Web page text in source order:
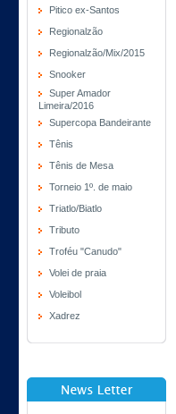
Pitico ex-Santos
Regionalzão
Regionalzão/Mix/2015
Snooker
Super Amador
Limeira/2016
Supercopa Bandeirante
Tênis
Tênis de Mesa
Torneio 1º. de maio
Triatlo/Biatlo
Tributo
Troféu "Canudo"
Volei de praia
Voleibol
Xadrez